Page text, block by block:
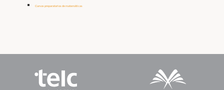
Cursos preparatorios de matemáticas